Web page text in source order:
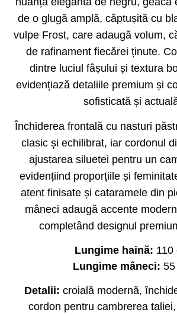
de o glugă amplă, căptușită cu
vulpe Frost, care adaugă volum,
de rafinament fiecărei ținute.
dintre luciul fâșului și textura
evidențiază detaliile premium și
sofisticată și
Închiderea frontală cu nasturi
clasic și echilibrat, iar cordonul
ajustarea siluetei pentru un
evidențiind proporțiile și
atent finisate și cataramele din
mâneci adaugă accente
completând designul
Lungime haină: 110
Lungime mâneci:
Detalii: croială modernă,
cordon pentru cambrerea